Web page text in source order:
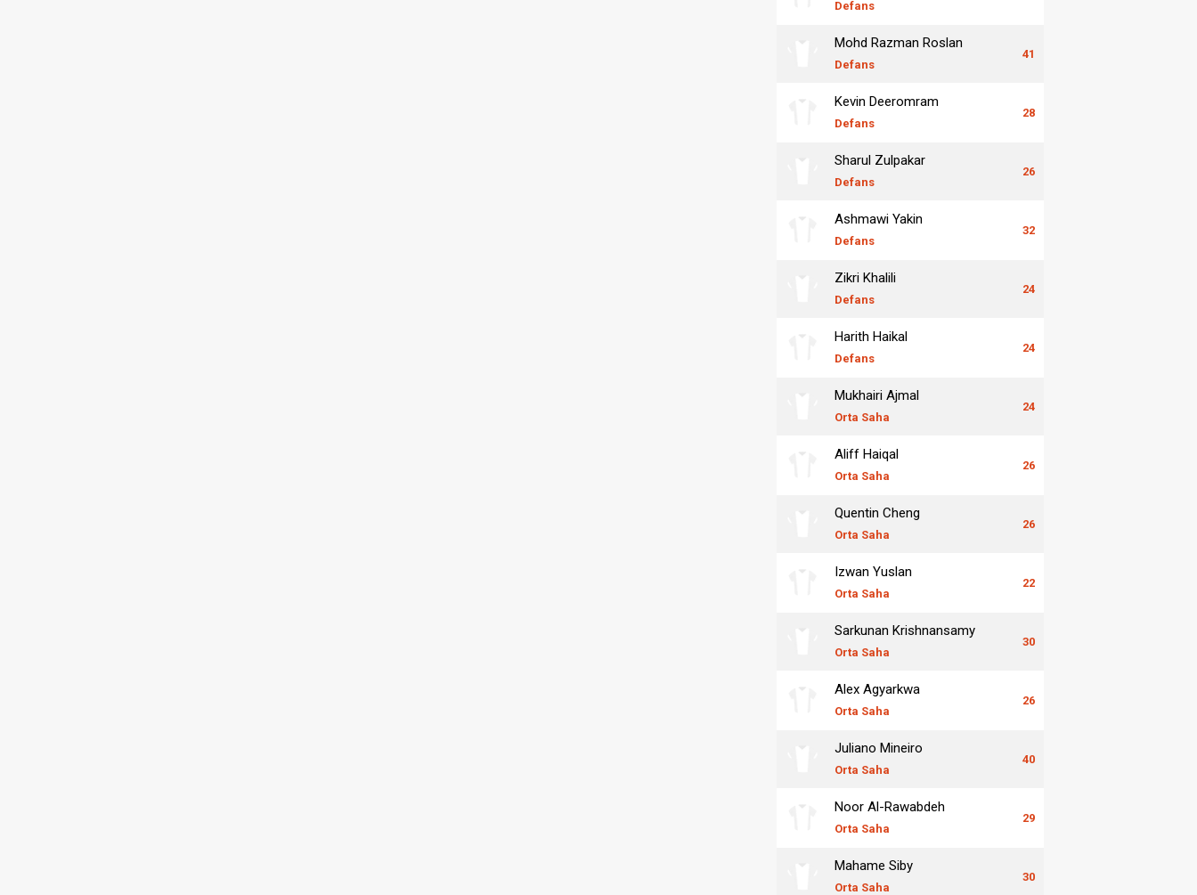
Defans
Mohd Razman Roslan
Defans
41
Kevin Deeromram
Defans
28
Sharul Zulpakar
Defans
26
Ashmawi Yakin
Defans
32
Zikri Khalili
Defans
24
Harith Haikal
Defans
24
Mukhairi Ajmal
Orta Saha
24
Aliff Haiqal
Orta Saha
26
Quentin Cheng
Orta Saha
26
Izwan Yuslan
Orta Saha
22
Sarkunan Krishnansamy
Orta Saha
30
Alex Agyarkwa
Orta Saha
26
Juliano Mineiro
Orta Saha
40
Noor Al-Rawabdeh
Orta Saha
29
Mahame Siby
Orta Saha
30